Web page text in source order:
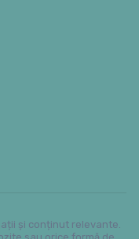
și conținut relevante.